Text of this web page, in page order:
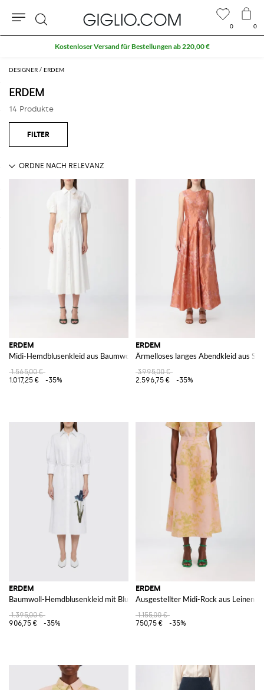
DESIGNER ERDEM
ERDEM
14 Produkte
ERDEM
Midi-Hemdblusenkleid aus Baumwolle mit Puffärmeln und Makramee-
1.565,00 €
1.017,25 €
-35%
ERDEM
Ärmelloses langes Abendkleid aus
3.995,00 €
2.596,75 €
-35%
ERDEM
Baumwoll-Hemdblusenkleid mit Blumenprint
1.395,00 €
906,75 €
-35%
ERDEM
Ausgestellter Midi-Rock aus Leinen-
1.155,00 €
750,75 €
-35%
0 0
Suche
Kostenloser Versand für Bestellungen ab 220,00 €